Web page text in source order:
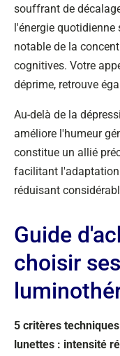
souffrant de
l'énergie
notable de la
cognitives. Votre
déprime, retrouve
Au-delà de la
améliore l'humeur
constitue un allié
facilitant
réduisant
Guide
choisir
5 critères
lunettes : intensité